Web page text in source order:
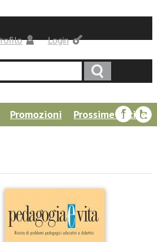
Login
Promozioni
Prossime uscite